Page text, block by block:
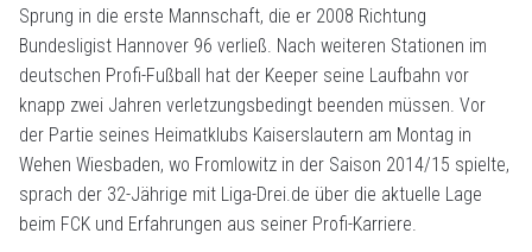
Sprung in die erste Mannschaft, die er 2008 Richtung
Bundesligist Hannover 96 verließ. Nach weiteren Stationen im
deutschen Profi-Fußball hat der Keeper seine Laufbahn vor
knapp zwei Jahren verletzungsbedingt beenden müssen. Vor
der Partie seines Heimatklubs Kaiserslautern am Montag in
Wehen Wiesbaden, wo Fromlowitz in der Saison 2014/15 spielte,
sprach der 32-Jährige mit Liga-Drei.de über die aktuelle Lage
beim FCK und Erfahrungen aus seiner Profi-Karriere.